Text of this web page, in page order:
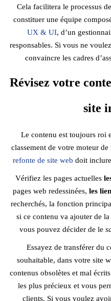
Cela facilitera le processus
constituer une équipe
UX & UI, d’un
responsables. Si vous ne
convaincre les cadres
Révisez votre
site
Le contenu est toujours roi
classement de votre moteur
refonte de site web doit
Vérifiez les pages actuelles
pages web redessinées, les
recherchés, la fonction
si ce contenu va ajouter de
vous pouvez décider de le
Essayez de transférer du
souhaitable, dans votre site
contenus obsolètes et mal
les plus précieux et vous
clients. Si vous voulez